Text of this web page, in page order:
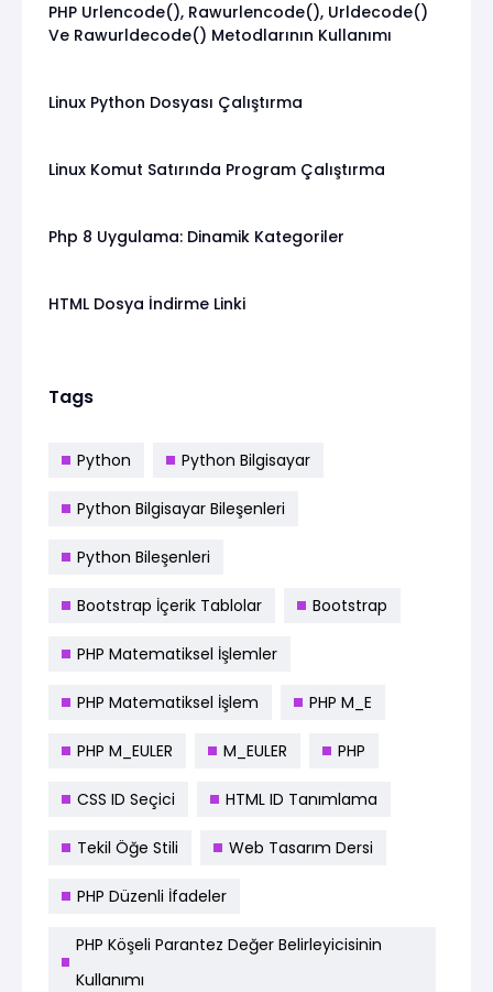
PHP Urlencode(), Rawurlencode(), Urldecode()
Ve Rawurldecode() Metodlarının Kullanımı
Linux Python Dosyası Çalıştırma
Linux Komut Satırında Program Çalıştırma
Php 8 Uygulama: Dinamik Kategoriler
HTML Dosya İndirme Linki
Tags
Python Python Bilgisayar
Python Bilgisayar Bileşenleri
Python Bileşenleri
Bootstrap İçerik Tablolar Bootstrap
PHP Matematiksel İşlemler
PHP Matematiksel İşlem PHP M_E
PHP M_EULER M_EULER PHP
CSS ID Seçici HTML ID Tanımlama
Tekil Öğe Stili Web Tasarım Dersi
PHP Düzenli İfadeler
PHP Köşeli Parantez Değer Belirleyicisinin
Kullanımı